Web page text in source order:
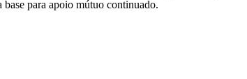
para apoio mútuo continuado.